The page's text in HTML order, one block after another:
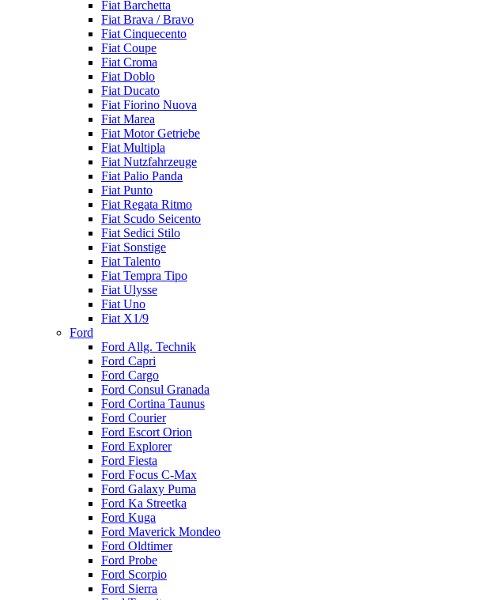
Fiat Barchetta
Fiat Brava / Bravo
Fiat Cinquecento
Fiat Coupe
Fiat Croma
Fiat Doblo
Fiat Ducato
Fiat Fiorino Nuova
Fiat Marea
Fiat Motor Getriebe
Fiat Multipla
Fiat Nutzfahrzeuge
Fiat Palio Panda
Fiat Punto
Fiat Regata Ritmo
Fiat Scudo Seicento
Fiat Sedici Stilo
Fiat Sonstige
Fiat Talento
Fiat Tempra Tipo
Fiat Ulysse
Fiat Uno
Fiat X1/9
Ford
Ford Allg. Technik
Ford Capri
Ford Cargo
Ford Consul Granada
Ford Cortina Taunus
Ford Courier
Ford Escort Orion
Ford Explorer
Ford Fiesta
Ford Focus C-Max
Ford Galaxy Puma
Ford Ka Streetka
Ford Kuga
Ford Maverick Mondeo
Ford Oldtimer
Ford Probe
Ford Scorpio
Ford Sierra